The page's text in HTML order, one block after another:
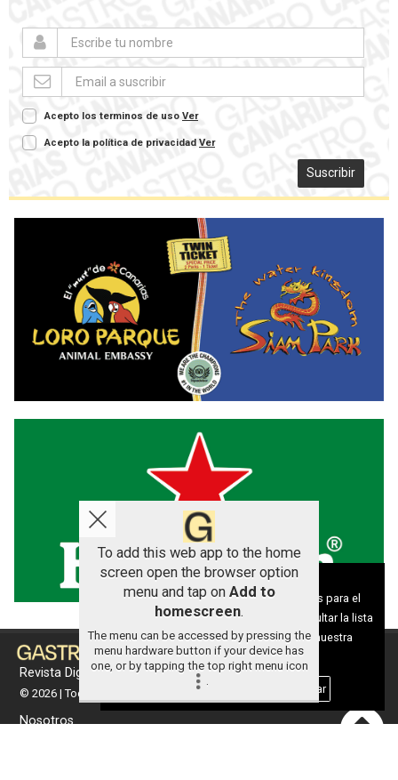
Acepto los terminos de uso Ver
Acepto la política de privacidad Ver
Suscribir
Revista Digital de gastronomía
© 2026 | Todos los derechos reservados
Nosotros
To add this web app to the home
screen open the browser option
menu and tap on Add to
homescreen.
The menu can be accessed by pressing the
menu hardware button if your device has
one, or by tapping the top right menu icon
.
Aviso sobre el Uso de cookies:
Utilizamos cookies nuestras y de terceros para el
funcionamiento del digital. Puedes consultar la lista
de cookies y como desconectarlas. Ver nuestra
Política de Privacidad y Cookies
Aceptar Cookies Personalizar